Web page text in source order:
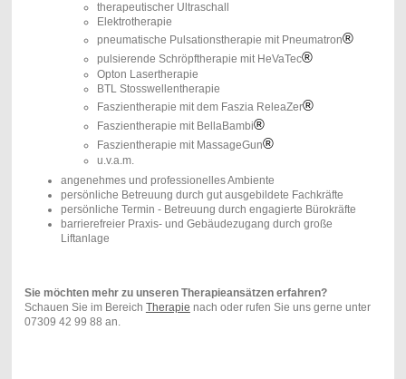
therapeutischer Ultraschall
Elektrotherapie
pneumatische Pulsationstherapie mit Pneumatron®
pulsierende Schröpftherapie mit HeVaTec®
Opton Lasertherapie
BTL Stosswellentherapie
Faszientherapie mit dem Faszia ReleaZer®
Faszientherapie mit BellaBambi®
Faszientherapie mit MassageGun®
u.v.a.m.
angenehmes und professionelles Ambiente
persönliche Betreuung durch gut ausgebildete Fachkräfte
persönliche Termin - Betreuung durch engagierte Bürokräfte
barrierefreier Praxis- und Gebäudezugang durch große
Liftanlage
Sie möchten mehr zu unseren Therapieansätzen erfahren?
Schauen Sie im Bereich Therapie nach oder rufen Sie uns gerne unter
07309 42 99 88 an.